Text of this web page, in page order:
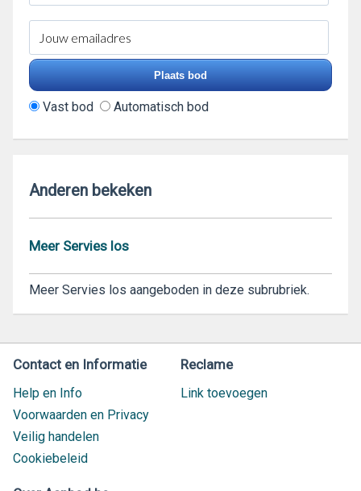
Vast bod Automatisch bod
Anderen bekeken
Meer Servies los
Meer Servies los aangeboden in deze subrubriek.
Contact en Informatie
Help en Info
Voorwaarden en Privacy
Veilig handelen
Cookiebeleid
Reclame
Link toevoegen